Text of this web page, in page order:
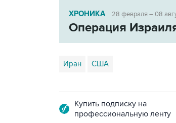
ХРОНИКА 28 февраля – 08
Операция
Иран США
Купить подписку на
профессиональную ленту